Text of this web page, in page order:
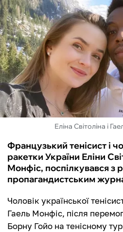
КІБЕРСПОРТ
ЧС-2026
ФУТЗАЛ
ІНШІ
БУКМЕКЕРИ
Еліна Світоліна і
Французький тенісист і
ракетки України Еліни
Монфіс, поспілкувався з
пропагандистським
Чоловік української
Гаель Монфіс, після
Борну Гойо на тенісному